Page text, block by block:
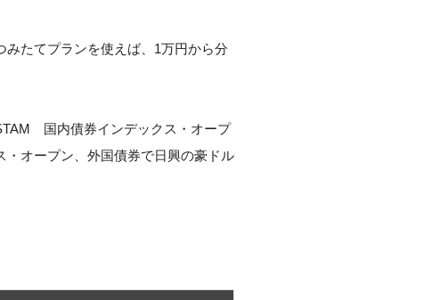
たてプランを使えば、1万円から分
国内債券インデックス・オープ
オープン、外国債券で日興の豪ドル